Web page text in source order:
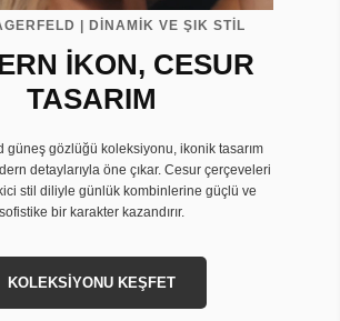
| DİNAMİK VE ŞIK STİL
İKON, CESUR
TASARIM
güneş gözlüğü koleksiyonu, ikonik tasarım
detaylarıyla öne çıkar. Cesur çerçeveleri
stil diliyle günlük kombinlerine güçlü ve
sofistike bir karakter kazandırır.
KOLEKSİYONU KEŞFET